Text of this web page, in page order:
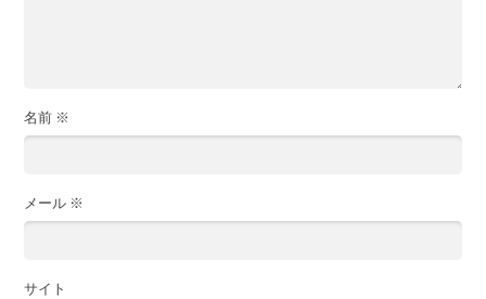
名前 ※
メール ※
サイト